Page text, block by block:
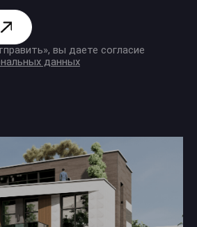
Development Group
ведущих банках РФ
Ежедневно с 09:00 до 21:00
+7 (999) 766-99-99